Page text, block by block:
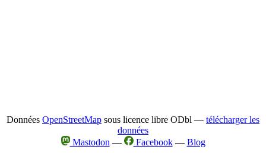
Données OpenStreetMap sous licence libre ODbl — télécharger les
données
Mastodon — Facebook— Blog